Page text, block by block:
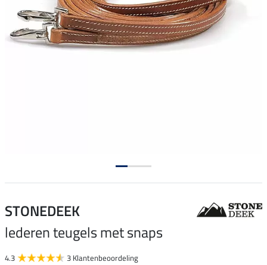
STONEDEEK
lederen teugels met snaps
4.3 3 Klantenbeoordeling